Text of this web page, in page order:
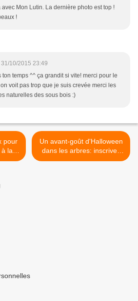
avec Mon Lutin. La dernière photo est top !
!
31/10/2015 23:49
ton temps ^^ ça grandit si vite! merci pour le
voit pas trop que je suis crevée merci les
naturelles des sous bois :)
la
Un avant-goût d'Halloween
dans les arbres: inscrivez
vous vite >